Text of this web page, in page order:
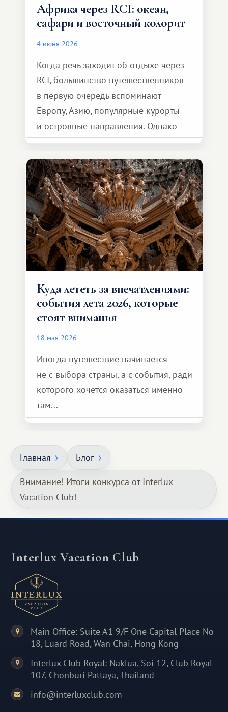
Африка через RCI: океан,
сафари и восточный колорит
4 июня 2026
Когда речь заходит об отдыхе через
RCI, большинство путешественников
в первую очередь вспоминают
Европу, Азию, популярные курорты
и островные направления. Однако
возможности обменной системы
значительно шире. Среди них есть
и Африка — континент, который
способен подарить совершенно иной
формат путешествия.
Куда лететь за впечатлениями:
события лета 2026, которые
стоят внимания
18 мая 2026
Иногда путешествие начинается
не с выбора страны, а с события, ради
которого хочется оказаться именно
там...
Главная Блог
Внимание! Итоги конкурса от Interlux
Vacation Club!
Interlux Vacation Club
Main Office: Suite A1 9/F One Capital Place No
18, Luard Road, Wan Chai, Hong Kong
Interlux Club Royal: Naklua, Soi 12, Club Royal
107, Chonburi Pattaya, Thailand
info@interluxclub.com